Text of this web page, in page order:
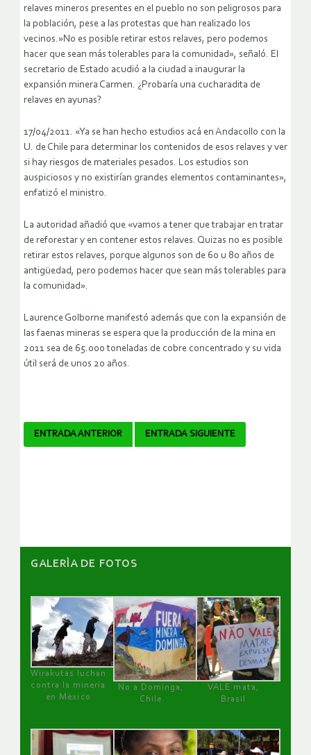
relaves mineros presentes en el pueblo no son peligrosos para
la población, pese a las protestas que han realizado los
vecinos.»No es posible retirar estos relaves, pero podemos
hacer que sean más tolerables para la comunidad», señaló. El
secretario de Estado acudió a la ciudad a inaugurar la
expansión minera Carmen. ¿Probaría una cucharadita de
relaves en ayunas?
17/04/2011. «Ya se han hecho estudios acá en Andacollo con la
U. de Chile para determinar los contenidos de esos relaves y ver
si hay riesgos de materiales pesados. Los estudios son
auspiciosos y no existirían grandes elementos contaminantes»,
enfatizó el ministro.
La autoridad añadió que «vamos a tener que trabajar en tratar
de reforestar y en contener estos relaves. Quizas no es posible
retirar estos relaves, porque algunos son de 60 u 80 años de
antigüedad, pero podemos hacer que sean más tolerables para
la comunidad».
Laurence Golborne manifestó además que con la expansión de
las faenas mineras se espera que la producción de la mina en
2011 sea de 65.000 toneladas de cobre concentrado y su vida
útil será de unos 20 años.
Navegador
ENTRADA ANTERIOR ENTRADA SIGUIENTE
GALERÌA DE FOTOS
Wirakutas luchan
contra la minería
en México
No a Dominga,
Chile
VALE mata,
Brasil